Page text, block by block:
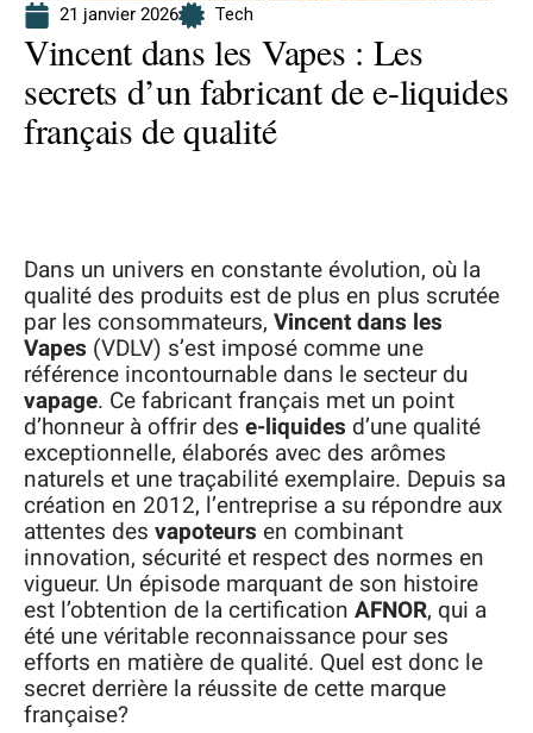
21 janvier 2026 Tech
Vincent dans les Vapes : Les
secrets d’un fabricant de e-liquides
français de qualité
Dans un univers en constante évolution, où la
qualité des produits est de plus en plus scrutée
par les consommateurs, Vincent dans les
Vapes (VDLV) s’est imposé comme une
référence incontournable dans le secteur du
vapage. Ce fabricant français met un point
d’honneur à offrir des e-liquides d’une qualité
exceptionnelle, élaborés avec des arômes
naturels et une traçabilité exemplaire. Depuis sa
création en 2012, l’entreprise a su répondre aux
attentes des vapoteurs en combinant
innovation, sécurité et respect des normes en
vigueur. Un épisode marquant de son histoire
est l’obtention de la certification AFNOR, qui a
été une véritable reconnaissance pour ses
efforts en matière de qualité. Quel est donc le
secret derrière la réussite de cette marque
française?